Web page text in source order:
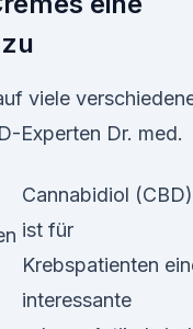
viele
Experten Dr. med.
Cannabidiol (CBD)
ist für
Krebspatienten
interessante